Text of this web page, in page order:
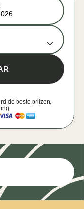
de beste prijzen,